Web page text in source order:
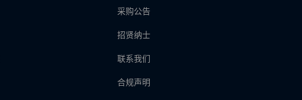
采购公告
招贤纳士
联系我们
合规声明